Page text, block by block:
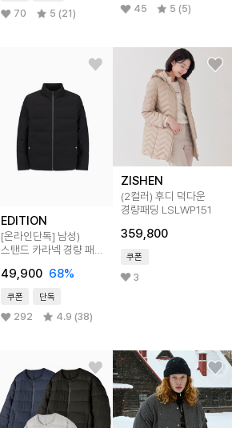
70 5 (21) 45 5 (5)
EDITION
[온라인단독] 남성)
스탠드 카라넥 경량 패딩
49,900 68%
쿠폰 단독
292 4.9 (38)
ZISHEN
(2컬러) 후디 덕다운
경량패딩 LSLWP151
359,800
쿠폰
3